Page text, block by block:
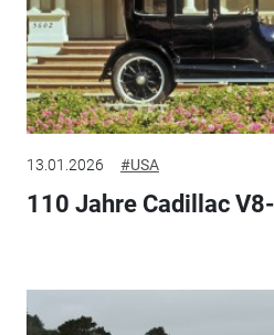
13.01.2026 #USA
110 Jahre Cadillac